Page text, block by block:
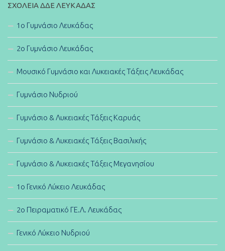
ΣΧΟΛΕΊΑ ΔΔΕ ΛΕΥΚΆΔΑΣ
1ο Γυμνάσιο Λευκάδας
2ο Γυμνάσιο Λευκάδας
Μουσικό Γυμνάσιο και Λυκειακές Τάξεις Λευκάδας
Γυμνάσιο Νυδριού
Γυμνάσιο & Λυκειακές Τάξεις Καρυάς
Γυμνάσιο & Λυκειακές Τάξεις Βασιλικής
Γυμνάσιο & Λυκειακές Τάξεις Μεγανησίου
1ο Γενικό Λύκειο Λευκάδας
2ο Πειραματικό ΓΕ.Λ. Λευκάδας
Γενικό Λύκειο Νυδριού